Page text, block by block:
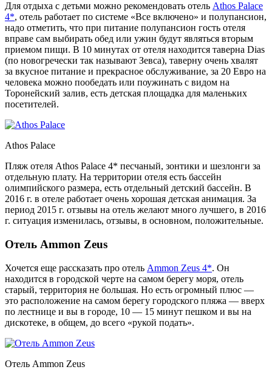
Для отдыха с детьми можно рекомендовать отель Athos Palace
4*, отель работает по системе «Все включено» и полупансион,
надо отметить, что при питание полупансион гость отеля
вправе сам выбирать обед или ужин будут являться вторым
приемом пищи. В 10 минутах от отеля находится таверна Dias
(по новогречески так называют Зевса), таверну очень хвалят
за вкусное питание и прекрасное обслуживание, за 20 Евро на
человека можно пообедать или поужинать с видом на
Торонейский залив, есть детская площадка для маленьких
посетителей.
Athos Palace
Пляж отеля Athos Palace 4* песчаный, зонтики и шезлонги за
отдельную плату. На территории отеля есть бассейн
олимпийского размера, есть отдельный детский бассейн. В
2016 г. в отеле работает очень хорошая детская анимация. За
период 2015 г. отзывы на отель желают много лучшего, в 2016
г. ситуация изменилась, отзывы, в основном, положительные.
Отель Ammon Zeus
Хочется еще рассказать про отель Ammon Zeus 4*. Он
находится в городской черте на самом берегу моря, отель
старый, территория не большая. Но есть огромный плюс —
это расположение на самом берегу городского пляжа — вверх
по лестнице и вы в городе, 10 — 15 минут пешком и вы на
дискотеке, в общем, до всего «рукой подать».
Отель Ammon Zeus